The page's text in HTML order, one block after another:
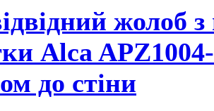
жолоб
Alca
до стіни